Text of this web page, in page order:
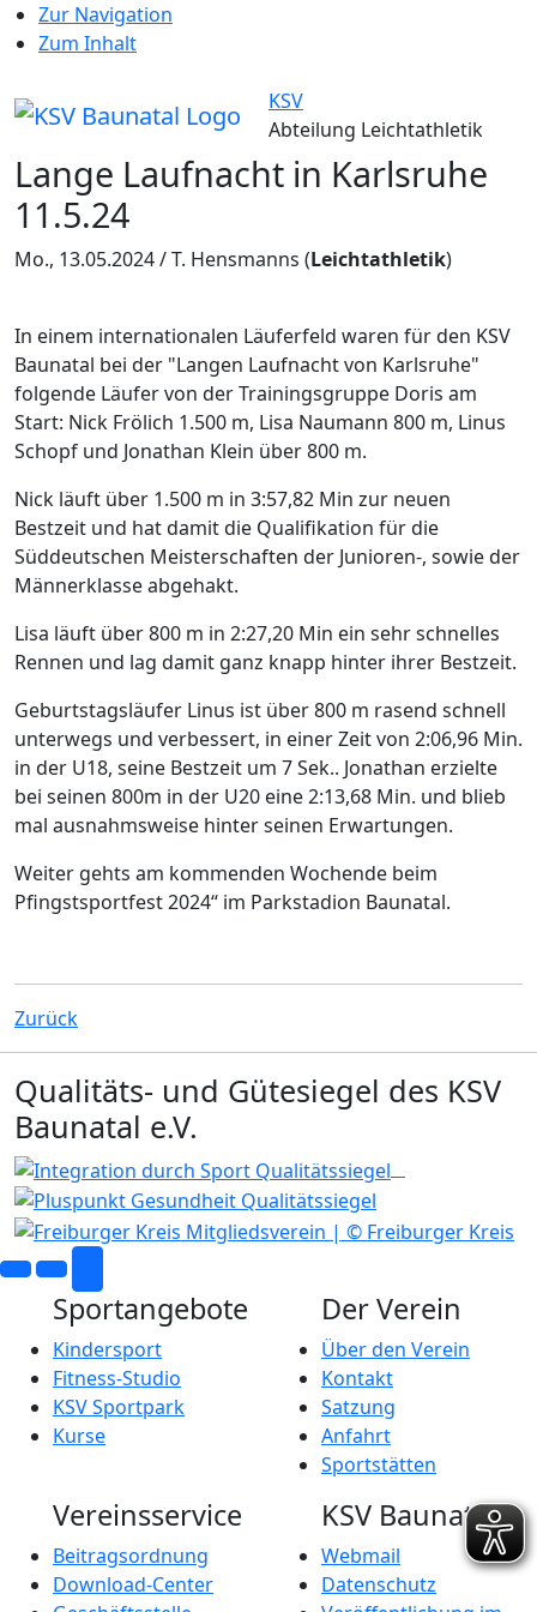
Zur Navigation
Zum Inhalt
KSV
Abteilung Leichtathletik
Lange Laufnacht in Karlsruhe
11.5.24
Mo., 13.05.2024 / T. Hensmanns (Leichtathletik)
In einem internationalen Läuferfeld waren für den KSV
Baunatal bei der "Langen Laufnacht von Karlsruhe"
folgende Läufer von der Trainingsgruppe Doris am
Start: Nick Frölich 1.500 m, Lisa Naumann 800 m, Linus
Schopf und Jonathan Klein über 800 m.
Nick läuft über 1.500 m in 3:57,82 Min zur neuen
Bestzeit und hat damit die Qualifikation für die
Süddeutschen Meisterschaften der Junioren-, sowie der
Männerklasse abgehakt.
Lisa läuft über 800 m in 2:27,20 Min ein sehr schnelles
Rennen und lag damit ganz knapp hinter ihrer Bestzeit.
Geburtstagsläufer Linus ist über 800 m rasend schnell
unterwegs und verbessert, in einer Zeit von 2:06,96 Min.
in der U18, seine Bestzeit um 7 Sek.. Jonathan erzielte
bei seinen 800m in der U20 eine 2:13,68 Min. und blieb
mal ausnahmsweise hinter seinen Erwartungen.
Weiter gehts am kommenden Wochende beim
Pfingstsportfest 2024“ im Parkstadion Baunatal.
Zurück
Qualitäts- und Gütesiegel des KSV
Baunatal e.V.
Sportangebote
Kindersport
Fitness-Studio
KSV Sportpark
Kurse
Der Verein
Über den Verein
Kontakt
Satzung
Anfahrt
Sportstätten
Vereinsservice
Beitragsordnung
Download-Center
KSV Baunatal
Webmail
Datenschutz